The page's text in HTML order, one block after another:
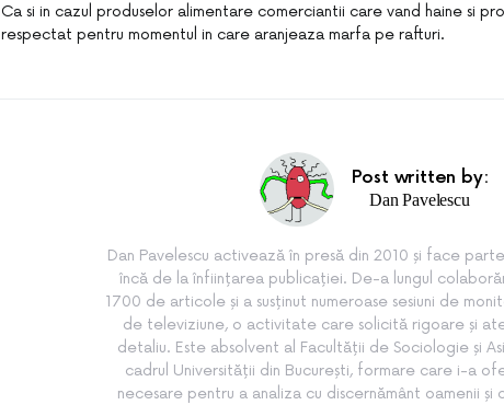
Ca si in cazul produselor alimentare comerciantii care vand haine si
respectat pentru momentul in care aranjeaza marfa pe rafturi.
Post written by:
Dan Pavelescu
Dan Pavelescu activează în presă din 2010 și face
încă de la înființarea publicației. De-a lungul
1700 de articole și a susținut numeroase sesiuni de
de televiziune, o activitate care solicită rigoare și
detaliu. Este absolvent al Facultății de Sociologie și
cadrul Universității din București, formare care i-a
necesare pentru a analiza cu discernământ oamenii